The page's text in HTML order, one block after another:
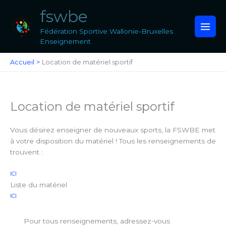
contenu
fswbe
Fédération Sportive Wallonie-Bruxelles
Enseignement
Accueil Location de matériel sportif
Location de matériel sportif
Vous désirez enseigner de nouveaux sports, la FSWBE met
à votre disposition du matériel ! Tous les renseignements de
trouvent :
ICI
Liste du matériel
ICI
Pour tous renseignements, adressez-vous